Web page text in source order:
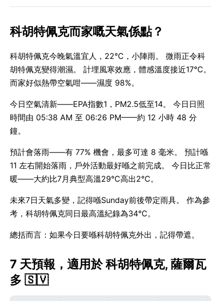
科胡特佩克而家嘅天氣係點？
科胡特佩克今晚氣溫宜人，22°C，小陣雨。 微雨正令科
胡特佩克變得潮濕。 計埋風寒效應，體感溫度接近17°C。
而家好似熱帶空氣咁——濕度 98%。
今日空氣清新——EPA指數1，PM2.5低至14。 今日日照
時間由 05:38 AM 至 06:26 PM——約 12 小時 48 分
鐘。
預計會落雨——有 77% 機會，最多可達 8 毫米。 預計喺
11 左右開始落雨，戶外活動最好喺之前完成。 今日比正常
暖——大約比7月典型高溫29°C高出2°C。
未來7日天氣多變，記得喺Sunday前後帶定雨具。 作為參
考，科胡特佩克同日最高溫紀錄為34°C。
總括而言：如果今日要喺科胡特佩克外出，記得帶遮。
7 天預報，適用於 科胡特佩克, 薩爾瓦
多 🇸🇻